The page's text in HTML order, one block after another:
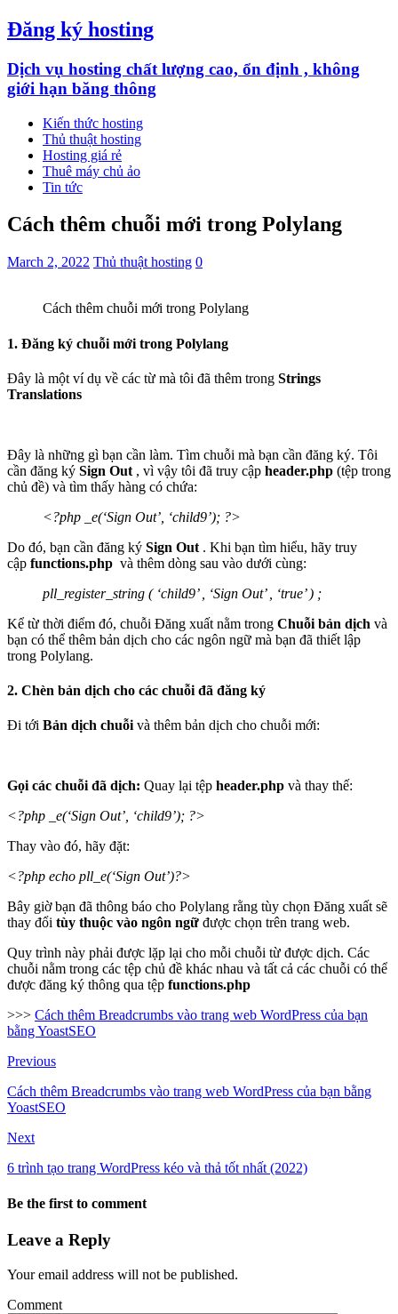
Đăng ký hosting
Dịch vụ hosting chất lượng cao, ổn định , không
giới hạn băng thông
Kiến thức hosting
Thủ thuật hosting
Hosting giá rẻ
Thuê máy chủ ảo
Tin tức
Cách thêm chuỗi mới trong Polylang
March 2, 2022 Thủ thuật hosting 0
Cách thêm chuỗi mới trong Polylang
1. Đăng ký chuỗi mới trong Polylang
Đây là một ví dụ về các từ mà tôi đã thêm trong Strings
Translations
Đây là những gì bạn cần làm. Tìm chuỗi mà bạn cần đăng ký. Tôi
cần đăng ký Sign Out , vì vậy tôi đã truy cập header.php (tệp trong
chủ đề) và tìm thấy hàng có chứa:
<?php _e(‘Sign Out’ ‘child9’); ?>
Do đó, bạn cần đăng ký Sign Out . Khi bạn tìm hiểu, hãy truy
cập functions.php và thêm dòng sau vào dưới cùng:
pll_register_string ( ‘child9’ ‘Sign Out’ ‘true’) ;
Kể từ thời điểm đó, chuỗi Đăng xuất nằm trong Chuỗi bản dịch và
bạn có thể thêm bản dịch cho các ngôn ngữ mà bạn đã thiết lập
trong Polylang.
2. Chèn bản dịch cho các chuỗi đã đăng ký
Đi tới Bản dịch chuỗivà thêm bản dịch cho chuỗi mới:
Gọi các chuỗi đã dịch: Quay lại tệp header.php và thay thế:
<?php _e(‘Sign Out’, ‘child9’); ?>
Thay vào đó, hãy đặt:
<?php echo pll_e(‘Sign Out’)?>
Bây giờ bạn đã thông báo cho Polylang rằng tùy chọn Đăng xuất sẽ
thay đổi tùy thuộc vào ngôn ngữ được chọn trên trang web.
Quy trình này phải được lặp lại cho mỗi chuỗi từ được dịch. Các
chuỗi nằm trong các tệp chủ đề khác nhau và tất cả các chuỗi có thể
được đăng ký thông qua tệp functions.php
>>> Cách thêm Breadcrumbs vào trang web WordPress của bạn
bằng YoastSEO
Previous
Cách thêm Breadcrumbs vào trang web WordPress của bạn bằng
YoastSEO
Next
6 trình tạo trang WordPress kéo và thả tốt nhất (2022)
Be the first to comment
Leave a Reply
Your email address will not be published.
Comment